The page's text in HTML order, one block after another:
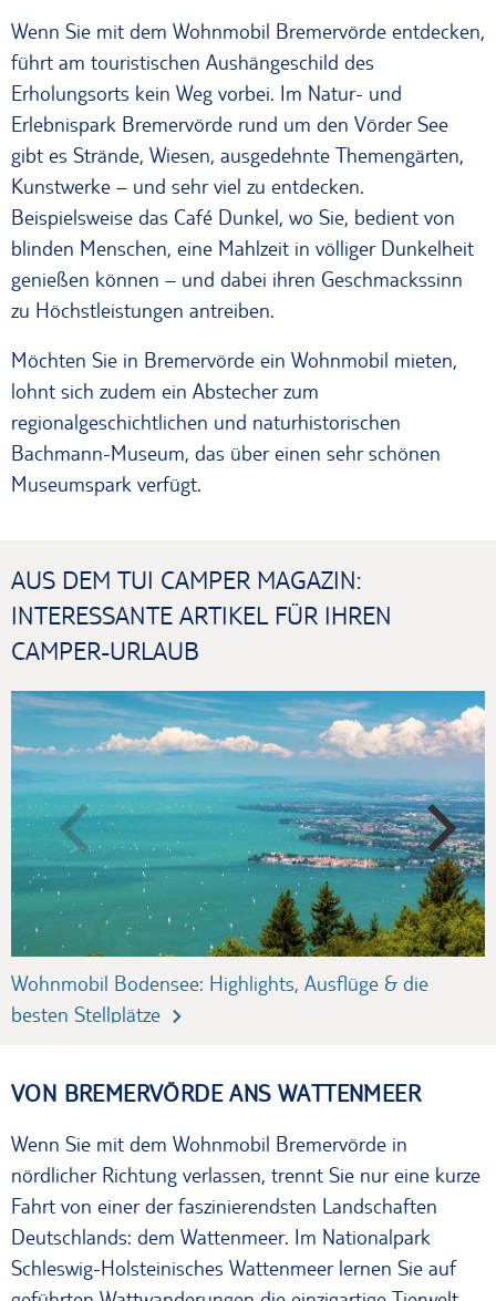
Wenn Sie mit dem Wohnmobil Bremervörde entdecken,
führt am touristischen Aushängeschild des
Erholungsorts kein Weg vorbei. Im Natur- und
Erlebnispark Bremervörde rund um den Vörder See
gibt es Strände, Wiesen, ausgedehnte Themengärten,
Kunstwerke – und sehr viel zu entdecken.
Beispielsweise das Café Dunkel, wo Sie, bedient von
blinden Menschen, eine Mahlzeit in völliger Dunkelheit
genießen können – und dabei ihren Geschmackssinn
zu Höchstleistungen antreiben.
Möchten Sie in Bremervörde ein Wohnmobil mieten,
lohnt sich zudem ein Abstecher zum
regionalgeschichtlichen und naturhistorischen
Bachmann-Museum, das über einen sehr schönen
Museumspark verfügt.
AUS DEM TUI CAMPER MAGAZIN:
INTERESSANTE ARTIKEL FÜR IHREN
CAMPER-URLAUB
Wohnmobil Bodensee: Highlights, Ausflüge & die
besten Stellplätze
VON BREMERVÖRDE ANS WATTENMEER
Wenn Sie mit dem Wohnmobil Bremervörde in
nördlicher Richtung verlassen, trennt Sie nur eine kurze
Fahrt von einer der faszinierendsten Landschaften
Deutschlands: dem Wattenmeer. Im Nationalpark
Schleswig-Holsteinisches Wattenmeer lernen Sie auf